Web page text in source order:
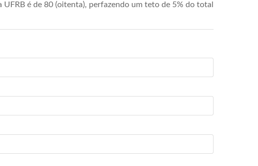
é de 80 (oitenta), perfazendo um teto de 5% do total